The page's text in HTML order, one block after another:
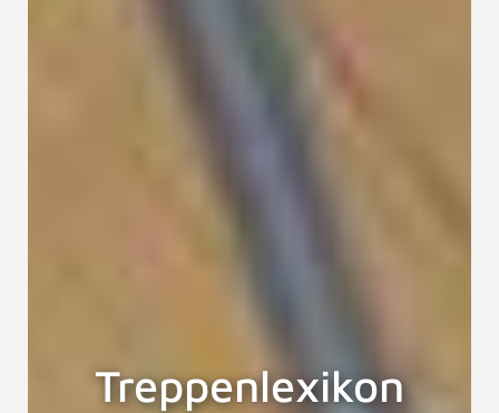
Treppenlexikon